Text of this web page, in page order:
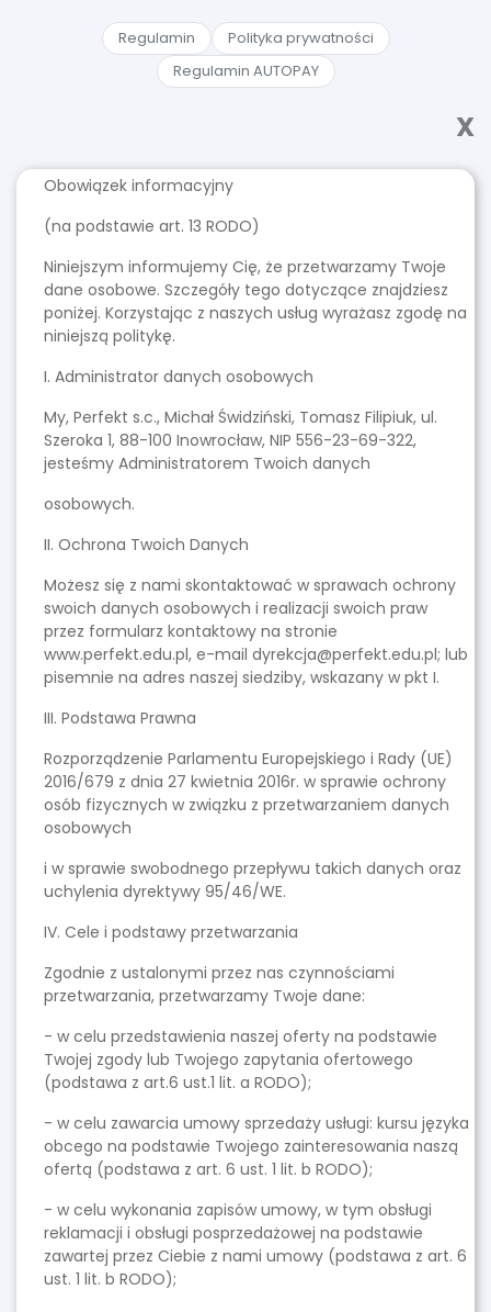
Regulamin
Polityka prywatności
Regulamin AUTOPAY
X
Obowiązek informacyjny
(na podstawie art. 13 RODO)
Niniejszym informujemy Cię, że przetwarzamy Twoje
dane osobowe. Szczegóły tego dotyczące znajdziesz
poniżej. Korzystając z naszych usług wyrażasz zgodę na
niniejszą politykę.
I. Administrator danych osobowych
My, Perfekt s.c., Michał Świdziński, Tomasz Filipiuk, ul.
Szeroka 1, 88-100 Inowrocław, NIP 556-23-69-322,
jesteśmy Administratorem Twoich danych
osobowych.
II. Ochrona Twoich Danych
Możesz się z nami skontaktować w sprawach ochrony
swoich danych osobowych i realizacji swoich praw
przez formularz kontaktowy na stronie
www.perfekt.edu.pl, e-mail dyrekcja@perfekt.edu.pl; lub
pisemnie na adres naszej siedziby, wskazany w pkt I.
III. Podstawa Prawna
Rozporządzenie Parlamentu Europejskiego i Rady (UE)
2016/679 z dnia 27 kwietnia 2016r. w sprawie ochrony
osób fizycznych w związku z przetwarzaniem danych
osobowych
i w sprawie swobodnego przepływu takich danych oraz
uchylenia dyrektywy 95/46/WE.
IV. Cele i podstawy przetwarzania
Zgodnie z ustalonymi przez nas czynnościami
przetwarzania, przetwarzamy Twoje dane:
- w celu przedstawienia naszej oferty na podstawie
Twojej zgody lub Twojego zapytania ofertowego
(podstawa z art.6 ust.1 lit. a RODO);
- w celu zawarcia umowy sprzedaży usługi: kursu języka
obcego na podstawie Twojego zainteresowania naszą
ofertą (podstawa z art. 6 ust. 1 lit. b RODO);
- w celu wykonania zapisów umowy, w tym obsługi
reklamacji i obsługi posprzedażowej na podstawie
zawartej przez Ciebie z nami umowy (podstawa z art. 6
ust. 1 lit. b RODO);